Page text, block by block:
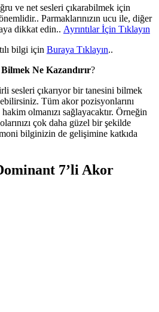
ve net sesleri çıkarabilmek için
önemlidir.. Parmaklarınızın ucu ile, diğer
dikkat edin.. Ayrıntılar İçin Tıklayın
bilgi için Buraya Tıklayın..
Ne Kazandırır?
sesleri çıkarıyor bir tanesini bilmek
Tüm akor pozisyonlarını
olmanızı sağlayacaktır. Örneğin
çok daha güzel bir şekilde
bilginizin de gelişimine katkıda
7’li Akor